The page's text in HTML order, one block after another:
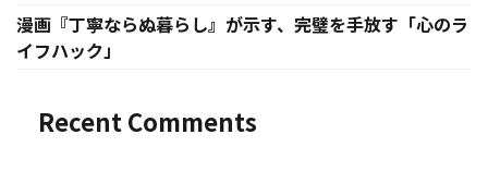
漫画『丁寧ならぬ暮らし』が示す、完璧を手放す「心のラ
イフハック」
Recent Comments